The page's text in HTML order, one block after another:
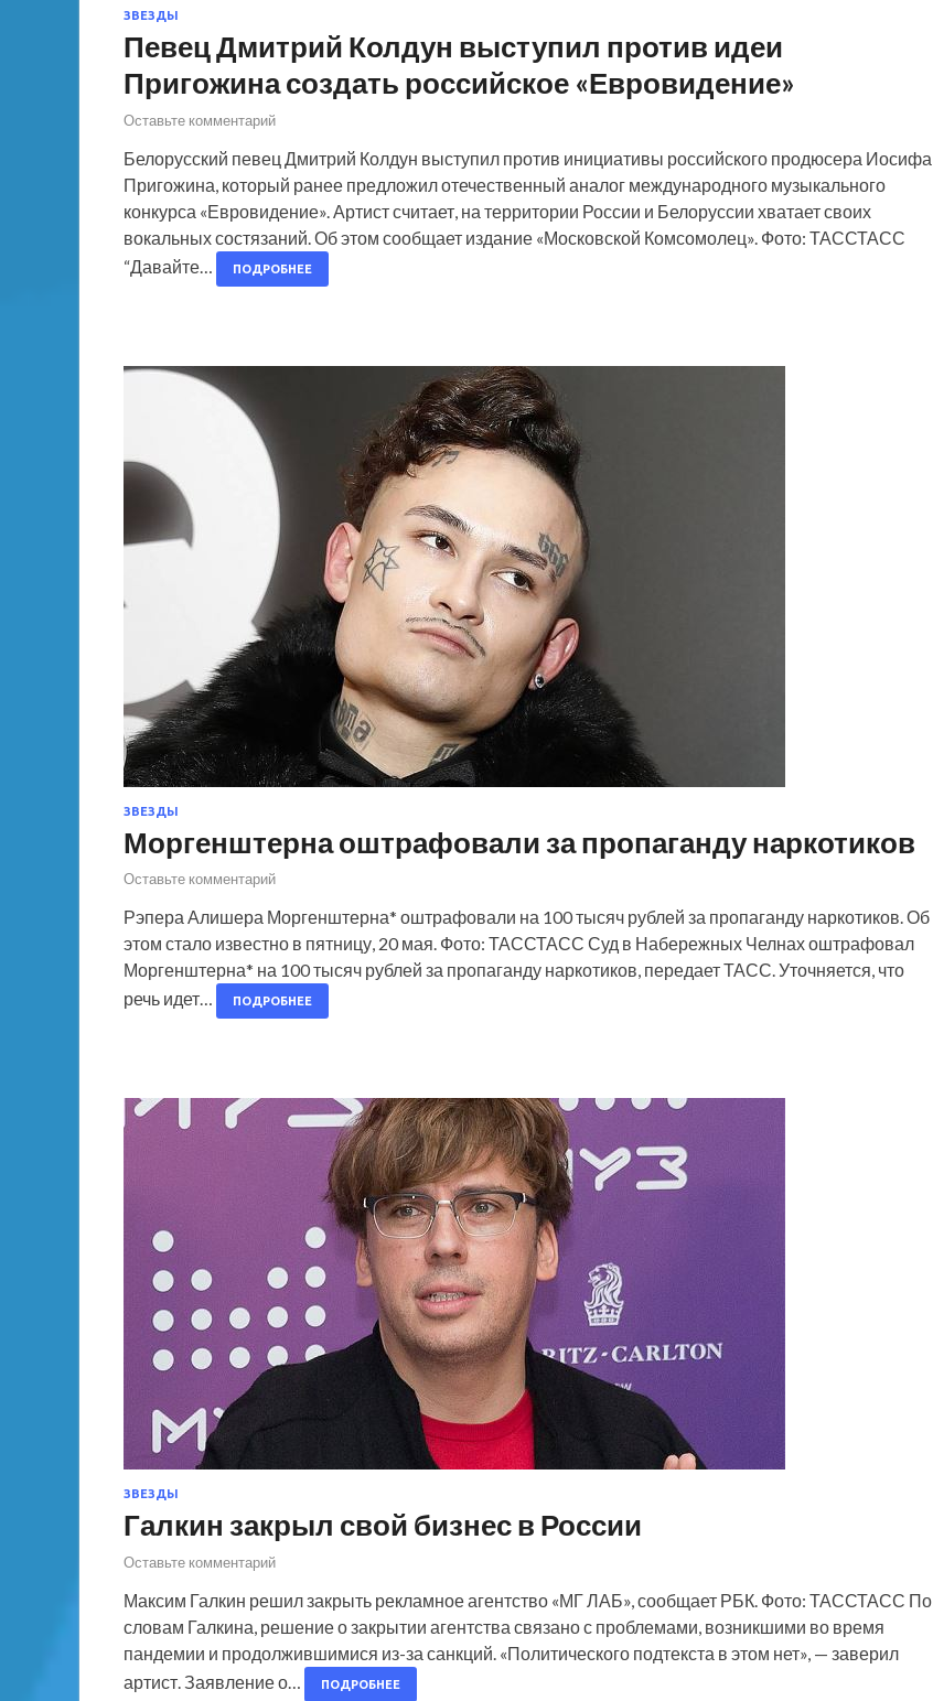
ЗВЕЗДЫ
Певец Дмитрий Колдун выступил против идеи
Пригожина создать российское «Евровидение»
Оставьте комментарий
Белорусский певец Дмитрий Колдун выступил против инициативы российского продюсера Иосифа
Пригожина, который ранее предложил отечественный аналог международного музыкального
конкурса «Евровидение». Артист считает, на территории России и Белоруссии хватает своих
вокальных состязаний. Об этом сообщает издание «Московской Комсомолец». Фото: ТАССТАСС
“Давайте…
ПОДРОБНЕЕ
ЗВЕЗДЫ
Моргенштерна оштрафовали за пропаганду наркотиков
Оставьте комментарий
Рэпера Алишера Моргенштерна* оштрафовали на 100 тысяч рублей за пропаганду наркотиков. Об
этом стало известно в пятницу, 20 мая. Фото: ТАССТАСС Суд в Набережных Челнах оштрафовал
Моргенштерна* на 100 тысяч рублей за пропаганду наркотиков, передает ТАСС. Уточняется, что
речь идет…
ПОДРОБНЕЕ
ЗВЕЗДЫ
Галкин закрыл свой бизнес в России
Оставьте комментарий
Максим Галкин решил закрыть рекламное агентство «МГ ЛАБ», сообщает РБК. Фото: ТАССТАСС По
словам Галкина, решение о закрытии агентства связано с проблемами, возникшими во время
пандемии и продолжившимися из-за санкций. «Политического подтекста в этом нет», — заверил
артист. Заявление о…
ПОДРОБНЕЕ